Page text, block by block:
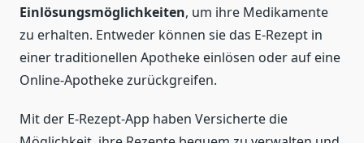
Einlösungsmöglichkeiten, um ihre Medikamente
zu erhalten. Entweder können sie das E-Rezept in
einer traditionellen Apotheke einlösen oder auf eine
Online-Apotheke zurückgreifen.
Mit der E-Rezept-App haben Versicherte die